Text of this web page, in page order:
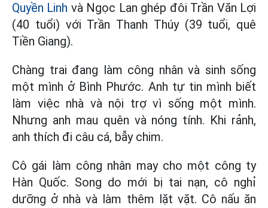
Quyền Linh và Ngọc Lan ghép đôi Trần Văn Lợi
(40 tuổi) với Trần Thanh Thúy (39 tuổi, quê
Tiền Giang).
Chàng trai đang làm công nhân và sinh sống
một mình ở Bình Phước. Anh tự tin mình biết
làm việc nhà và nội trợ vì sống một mình.
Nhưng anh mau quên và nóng tính. Khi rảnh,
anh thích đi câu cá, bẫy chim.
Cô gái làm công nhân may cho một công ty
Hàn Quốc. Song do mới bị tai nạn, cô nghỉ
dưỡng ở nhà và làm thêm lặt vặt. Cô nấu ăn